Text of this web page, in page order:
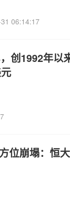
06:14:17
创1992年以
位崩塌：恒